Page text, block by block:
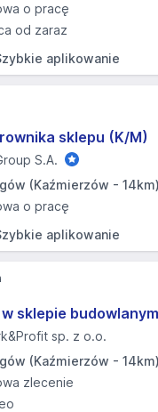
o pracę
od zaraz
aplikowanie
sklepu (K/M)
S.A.
(Kaźmierzów - 14km)
o pracę
aplikowanie
sklepie
sp. z o.o.
(Kaźmierzów - 14km)
zlecenie